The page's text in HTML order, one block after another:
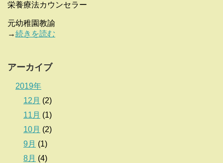
栄養療法カウンセラー
元幼稚園教諭
→続きを読む
アーカイブ
2019年
12月 (2)
11月 (1)
10月 (2)
9月 (1)
8月 (4)